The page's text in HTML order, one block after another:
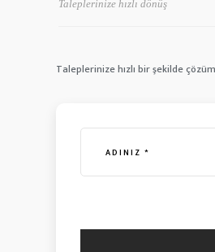
Taleplerinize hızlı dönüş
Taleplerinize hızlı bir şekilde